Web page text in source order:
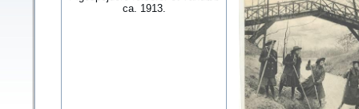
ca. 1913.